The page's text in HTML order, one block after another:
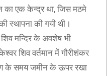
का एक केन्द्र था, जिस मठमे
स्थापना की गयी थी।
मन्दिर के अवशेष भी
शिव वर्तमान में गौरीशंकर
के समय जमीन के ऊपर रखा